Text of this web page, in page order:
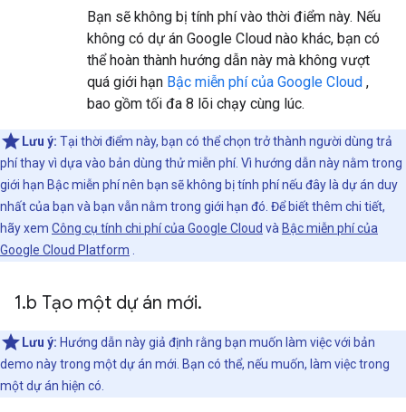
Bạn sẽ không bị tính phí vào thời điểm này. Nếu
không có dự án Google Cloud nào khác, bạn có
thể hoàn thành hướng dẫn này mà không vượt
quá giới hạn Bậc miễn phí của Google Cloud ,
bao gồm tối đa 8 lõi chạy cùng lúc.
Lưu ý: Tại thời điểm này, bạn có thể chọn trở thành người dùng trả
phí thay vì dựa vào bản dùng thử miễn phí. Vì hướng dẫn này nằm trong
giới hạn Bậc miễn phí nên bạn sẽ không bị tính phí nếu đây là dự án duy
nhất của bạn và bạn vẫn nằm trong giới hạn đó. Để biết thêm chi tiết,
hãy xem Công cụ tính chi phí của Google Cloud và Bậc miễn phí của
Google Cloud Platform
1.b Tạo một dự án mới.
Lưu ý: Hướng dẫn này giả định rằng bạn muốn làm việc với bản
demo này trong một dự án mới. Bạn có thể, nếu muốn, làm việc trong
một dự án hiện có.